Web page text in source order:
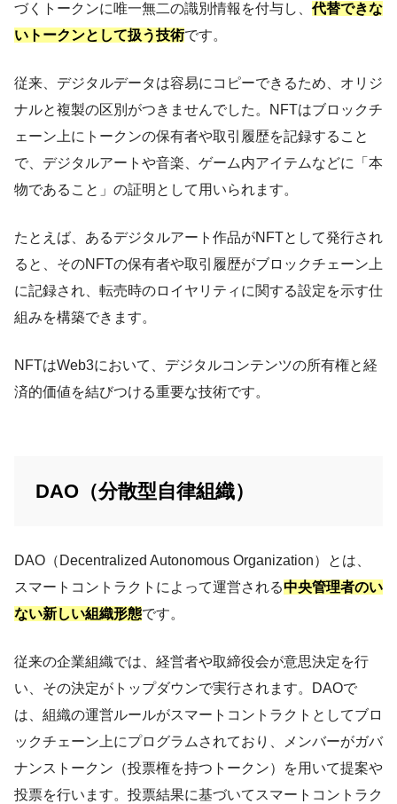
づくトークンに唯一無二の識別情報を付与し、代替できな
いトークンとして扱う技術です。
従来、デジタルデータは容易にコピーできるため、オリジ
ナルと複製の区別がつきませんでした。NFTはブロックチ
ェーン上にトークンの保有者や取引履歴を記録すること
で、デジタルアートや音楽、ゲーム内アイテムなどに「本
物であること」の証明として用いられます。
たとえば、あるデジタルアート作品がNFTとして発行され
ると、そのNFTの保有者や取引履歴がブロックチェーン上
に記録され、転売時のロイヤリティに関する設定を示す仕
組みを構築できます。
NFTはWeb3において、デジタルコンテンツの所有権と経
済的価値を結びつける重要な技術です。
DAO（分散型自律組織）
DAO（Decentralized Autonomous Organization）とは、
スマートコントラクトによって運営される中央管理者のい
ない新しい組織形態です。
従来の企業組織では、経営者や取締役会が意思決定を行
い、その決定がトップダウンで実行されます。DAOで
は、組織の運営ルールがスマートコントラクトとしてブロ
ックチェーン上にプログラムされており、メンバーがガバ
ナンストークン（投票権を持つトークン）を用いて提案や
投票を行います。投票結果に基づいてスマートコントラク